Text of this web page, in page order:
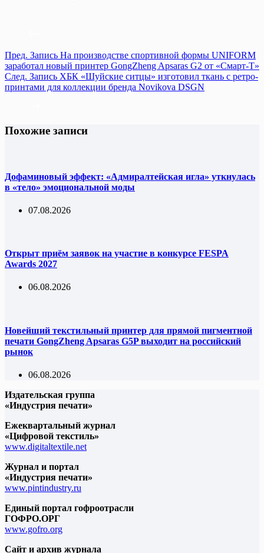
Пред. Запись На производстве спортивной формы UNIFORM
заработал новый принтер GongZheng Apsaras G2 от «Смарт-Т»
След. Запись ХБК «Шуйские ситцы» изготовил ткань с ретро-
принтами для коллекции бренда Novikova DSGN
Похожие записи
Дофаминовый эффект: «Адмиралтейская игла» уткнулась
в «тело» эмоциональной моды
07.08.2026
Открыт приём заявок на участие в конкурсе FESPA
Awards 2027
06.08.2026
Новейший текстильный принтер для прямой пигментной
печати GongZheng Apsaras G5P выходит на российский
рынок
06.08.2026
Издательская группа
«Индустрия печати»
Ежеквартальный журнал
«Цифровой текстиль»
www.digitaltextile.net
Журнал и портал
«Индустрия печати»
www.pintindustry.ru
Единый портал гофроотрасли
ГОФРО.ОРГ
www.gofro.org
Сайт и архив журнала